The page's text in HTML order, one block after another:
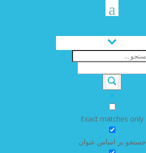
Exact matches only
جستجو بر اساس عنوان